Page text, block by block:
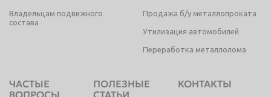
Владельцам подвижного
состава
Продажа б/у металлопроката
Утилизация автомобилей
Переработка металлолома
ЧАСТЫЕ
ВОПРОСЫ
ПОЛЕЗНЫЕ
СТАТЬИ
КОНТАКТЫ